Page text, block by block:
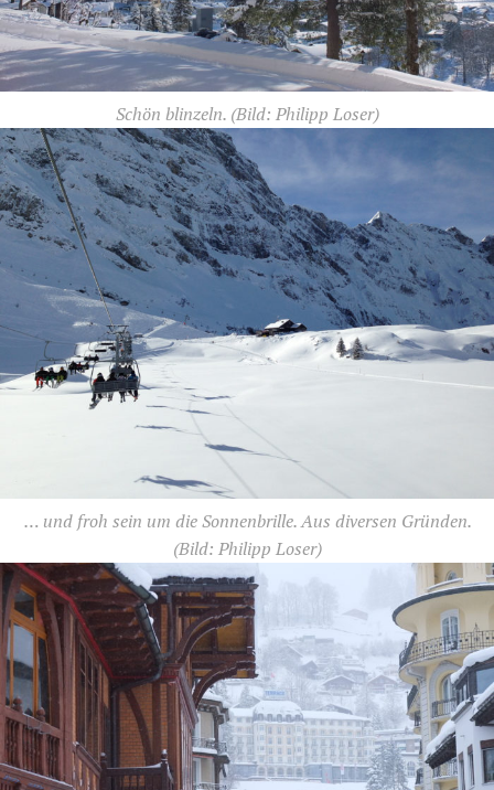
Schön blinzeln.(Bild: Philipp Loser)
… und froh sein um die Sonnenbrille. Aus diversen Gründen.
(Bild: Philipp Loser)